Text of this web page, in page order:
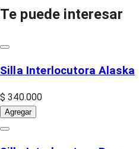
Te puede interesar
Silla Interlocutora Alaska
$ 340.000
Agregar